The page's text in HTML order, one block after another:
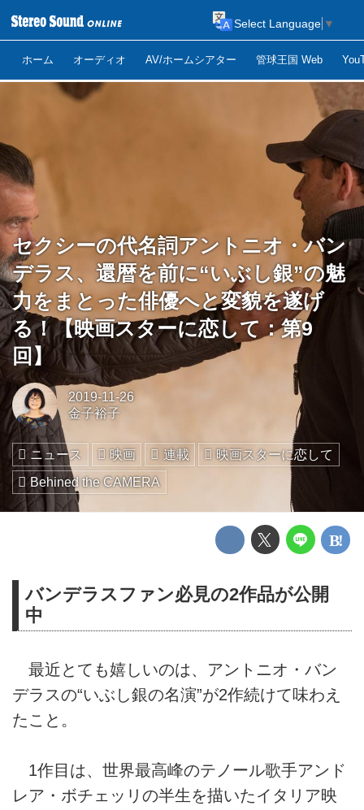
ホーム オーディオ AV/ホームシアター 管球王国 Web
Select Language ▼
セクシーの代名詞アントニオ・バン
デラス、還暦を前に“いぶし銀”の魅
力をまとった俳優へと変貌を遂げ
る！【映画スターに恋して：第9
回】
2019-11-26
金子裕子
ニュース 映画 連載
映画スターに恋して
Behined the CAMERA
バンデラスファン必見の2作品が公開
中
最近とても嬉しいのは、アントニオ・バン
デラスの“いぶし銀の名演”が2作続けて味わえ
たこと。
1作目は、世界最高峰のテノール歌手アンド
レア・ボチェッリの半生を描いたイタリア映